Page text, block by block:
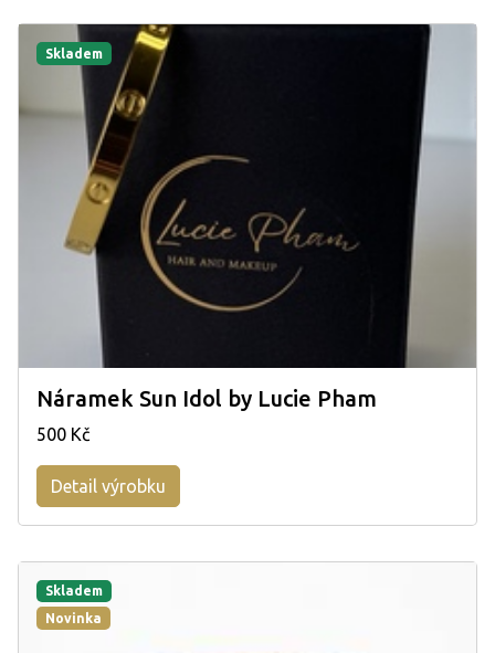
Skladem
Náramek Sun Idol by Lucie Pham
500 Kč
Detail výrobku
Skladem
Novinka